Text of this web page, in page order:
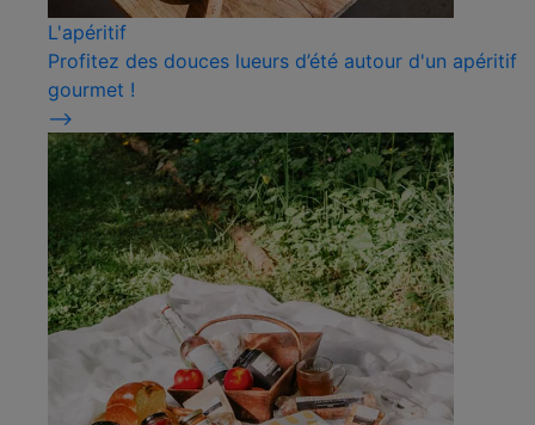
L'apéritif
Profitez des douces lueurs d’été autour d'un apéritif
gourmet !
⟶